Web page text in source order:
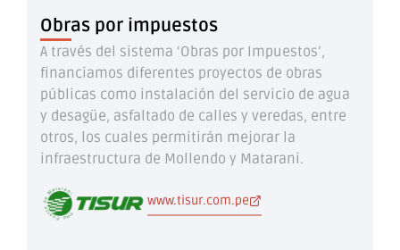
Obras por impuestos
A través del sistema ‘Obras por Impuestos’,
financiamos diferentes proyectos de obras
públicas como instalación del servicio de agua
y desagüe, asfaltado de calles y veredas, entre
otros, los cuales permitirán mejorar la
infraestructura de Mollendo y Matarani.
www.tisur.com.pe